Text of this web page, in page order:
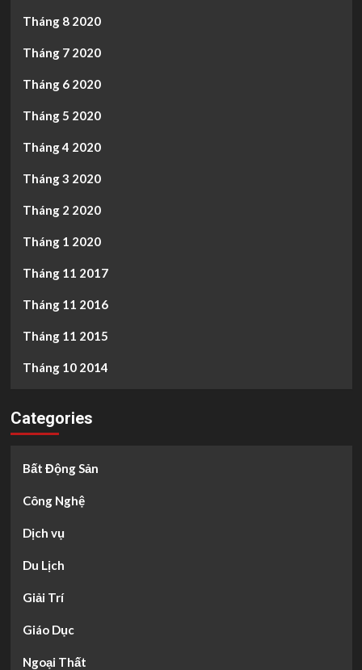
Tháng 8 2020
Tháng 7 2020
Tháng 6 2020
Tháng 5 2020
Tháng 4 2020
Tháng 3 2020
Tháng 2 2020
Tháng 1 2020
Tháng 11 2017
Tháng 11 2016
Tháng 11 2015
Tháng 10 2014
Categories
Bất Động Sản
Công Nghệ
Dịch vụ
Du Lịch
Giải Trí
Giáo Dục
Ngoại Thất